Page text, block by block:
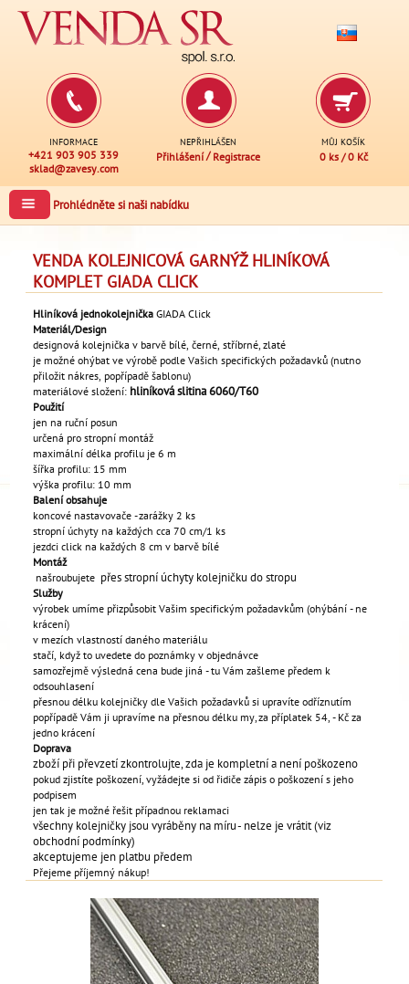
INFORMACE
+421 903 905 339
sklad@zavesy.com
NEPŘIHLÁŠEN
Přihlášení/ Registrace
MŮJ KOŠÍK
0 ks/0 Kč
Prohlédněte si naši nabídku
VENDA KOLEJNICOVÁ GARNÝŽ HLINÍKOVÁ
KOMPLET GIADA CLICK
Hliníková jednokolejnička GIADA Click
Materiál/Design
designová kolejnička v barvě bílé, černé, stříbrné, zlaté
je možné ohýbat ve výrobě podle Vašich specifických požadavků (nutno
přiložit nákres, popřípadě šablonu)
materiálové složení: hliníková slitina 6060/T60
Použití
jen na ruční posun
určená pro stropní montáž
maximální délka profilu je 6 m
šířka profilu: 15 mm
výška profilu: 10 mm
Balení obsahuje
koncové nastavovače - zarážky 2 ks
stropní úchyty na každých cca 70 cm/1 ks
jezdci click na každých 8 cm v barvě bílé
Montáž
našroubujete přes stropní úchyty kolejničku do stropu
Služby
výrobek umíme přizpůsobit Vašim specifickým požadavkům (ohýbání - ne
krácení)
v mezích vlastností daného materiálu
stačí, když to uvedete do poznámky v objednávce
samozřejmě výsledná cena bude jiná - tu Vám zašleme předem k
odsouhlasení
přesnou délku kolejničky dle Vašich požadavků si upravíte odříznutím
popřípadě Vám ji upravíme na přesnou délku my, za příplatek 54, - Kč za
jedno krácení
Doprava
zboží při převzetí zkontrolujte, zda je kompletní a není poškozeno
pokud zjistíte poškození, vyžádejte si od řidiče zápis o poškození s jeho
podpisem
jen tak je možné řešit případnou reklamaci
všechny kolejničky jsou vyráběny na míru - nelze je vrátit (viz
obchodní podmínky)
akceptujeme jen platbu předem
Přejeme příjemný nákup!